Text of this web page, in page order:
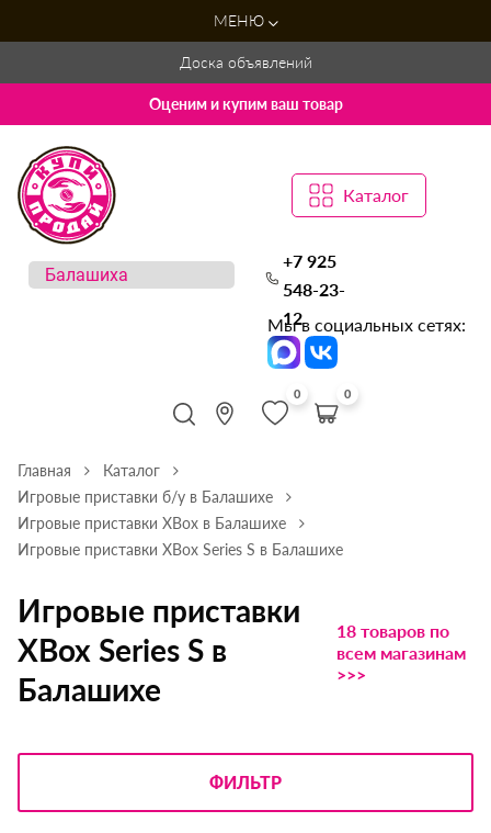
МЕНЮ
Доска объявлений
Оценим и купим ваш товар
Каталог
+7 925
548-23-
12
Мы в социальных сетях:
0 0
Главная
Каталог
Игровые приставки б/у в Балашихе
Игровые приставки XBox в Балашихе
Игровые приставки XBox Series S в Балашихе
Игровые приставки
XBox Series S в
Балашихе
18 товаров по
всем магазинам
>>>
ФИЛЬТР